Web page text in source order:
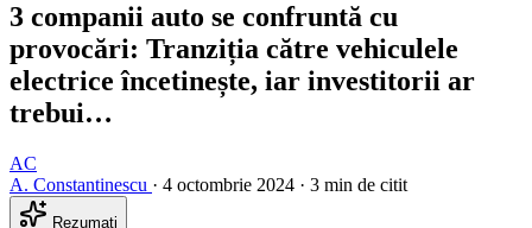
3 companii auto se confruntă cu
provocări: Tranziția către vehiculele
electrice încetinește, iar investitorii ar
trebui…
AC
A. Constantinescu · 4 octombrie 2024 · 3 min de citit
Rezumați